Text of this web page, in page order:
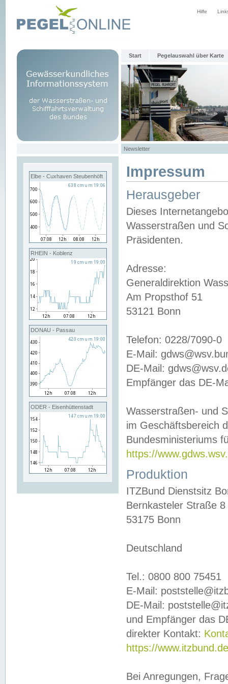
Hilfe
Start Pegelauswahl über Karte
Newsletter
Elbe - Cuxhaven Steubenhöft
RHEIN - Koblenz
DONAU - Passau
ODER - Eisenhüttenstadt
Impressum
Herausgeber
Dieses
Wasserstraßen und
Präsidenten.
Adresse:
Generaldirektion
Am Propsthof 51
53121 Bonn
Telefon: 0228/7090-0
E-Mail:
DE-Mail:
Empfänger das DE-
Wasserstraßen- und
im Geschäftsbereich
Bundesministeriums
https://
Produktion
ITZBund Dienstsitz
Bernkasteler Straße 8
53175 Bonn
Deutschland
Tel.: 0800 800 75451
E-Mail:
DE-Mail:
und Empfänger das
direkter Kontakt:
https://
Bei Anregungen,